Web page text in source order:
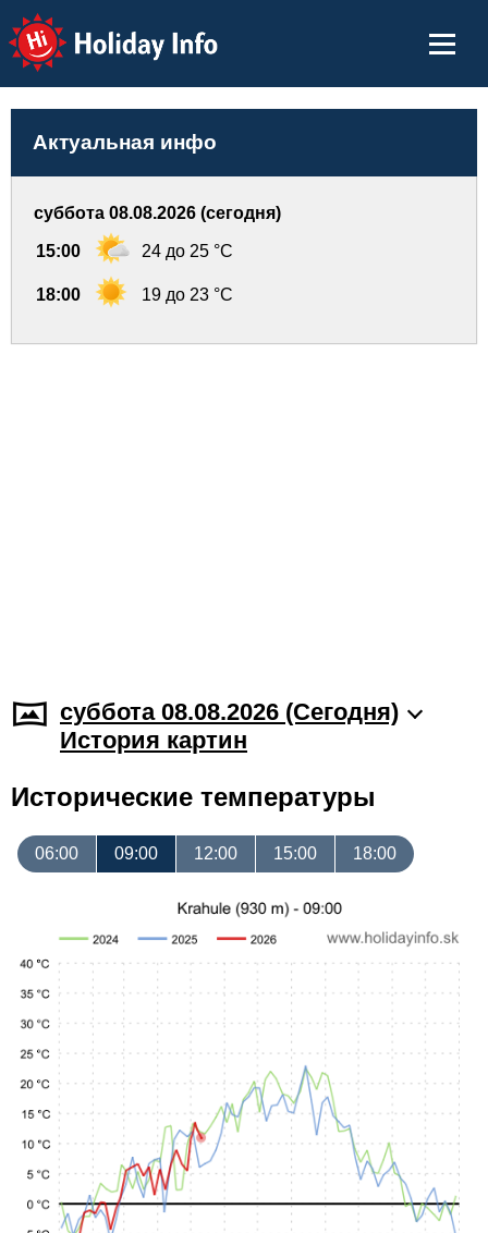
Holiday Info
Актуальная инфо
суббота 08.08.2026 (сегодня)
15:00 24 до 25 °C
18:00 19 до 23 °C
суббота 08.08.2026 (Cегодня)
История картин
Исторические температуры
06:00 09:00 12:00 15:00 18:00